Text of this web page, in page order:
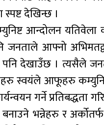
देखिन्छ ।
आन्दोलन
आफ्नो
पनि देखाउँछ । त्यसैले
स्वयंले आफूहरु
गर्ने प्रतिबद्धता
भन्नेहरु र